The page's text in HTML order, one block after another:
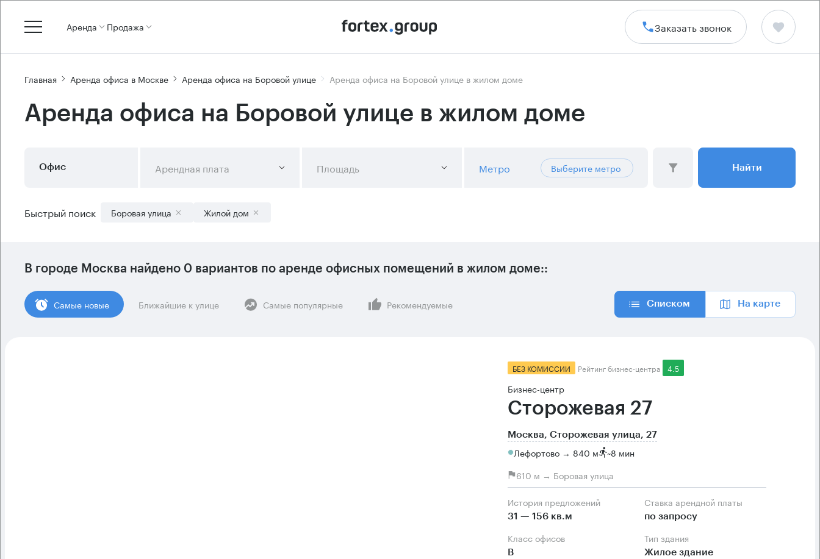
Аренда Продажа Заказать звонок
Главная Аренда офиса в Москве Аренда офиса на Боровой улице Аренда офиса на Боровой улице в жилом доме
Аренда офиса на Боровой улице в жилом доме
Офис Арендная плата Площадь Метро Выберите метро Найти
Быстрый поиск Боровая улица Жилой дом
В городе Москва найдено 0 вариантов по аренде офисных помещений в жилом доме::
Cамые новые Ближайшие к улице Самые популярные Рекомендуемые Списком На карте
БЕЗ КОМИССИИ Рейтинг бизнес-центра 4.5
Бизнес-центр
Сторожевая 27
Москва, Сторожевая улица, 27
Лефортово → 840 м ~8 мин
610 м → Боровая улица
История предложений
31 — 156 кв.м
Ставка арендной платы
по запросу
Класс офисов
B
Тип здания
Жилое здание